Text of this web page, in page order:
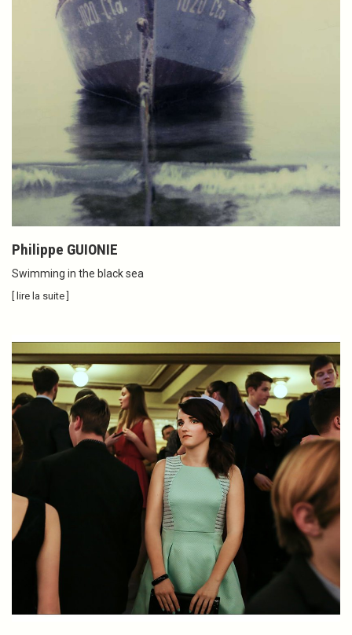
Philippe GUIONIE
Swimming in the black sea
[ lire la suite ]